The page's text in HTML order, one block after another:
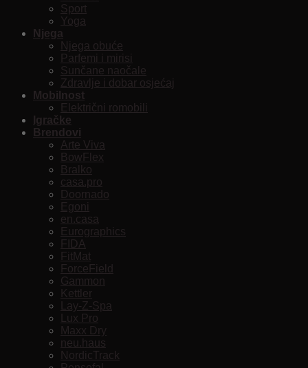
Sport
Yoga
Njega
Njega obuće
Parfemi i mirisi
Sunčane naočale
Zdravlje i dobar osjećaj
Mobilnost
Električni romobili
Igračke
Brendovi
Arte Viva
BowFlex
Bralko
casa.pro
Doornado
Egoni
en.casa
Eurographics
FIDA
FitMat
ForceField
Gammon
Kettler
Lay-Z-Spa
Lux Pro
Maxx Dry
neu.haus
NordicTrack